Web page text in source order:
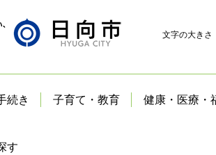
文字の大きさ
続き 子育て・教育 健康・医療・
す